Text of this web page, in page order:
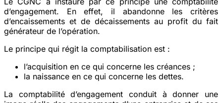
d’engagement. En effet, il abandonne les critères
d’encaissements et de décaissements au profit du fait
générateur de l’opération.
Le principe qui régit la comptabilisation est :
l’acquisition en ce qui concerne les créances ;
la naissance en ce qui concerne les dettes.
La comptabilité d’engagement conduit à donner une